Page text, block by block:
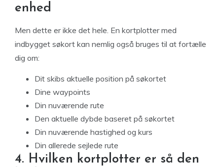
enhed
Men dette er ikke det hele. En kortplotter med
indbygget søkort kan nemlig også bruges til at fortælle
dig om:
Dit skibs aktuelle position på søkortet
Dine waypoints
Din nuværende rute
Den aktuelle dybde baseret på søkortet
Din nuværende hastighed og kurs
Din allerede sejlede rute
4. Hvilken kortplotter er så den